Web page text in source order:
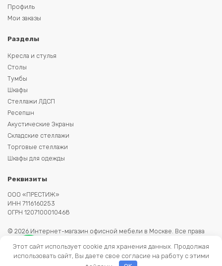
Профиль
Мои заказы
Разделы
Кресла и стулья
Столы
Тумбы
Шкафы
Стеллажи ЛДСП
Ресепшн
Акустические Экраны
Складские стеллажи
Торговые стеллажи
Шкафы для одежды
Реквизиты
ООО «ПРЕСТИЖ»
ИНН 7116160253
ОГРН 1207100010468
© 2026 Интернет-магазин офисной мебели в Москве. Все права
сайте не является публичной офертой.
Этот сайт использует cookie для хранения данных. Продолжая
использовать сайт, Вы даете свое согласие на работу с этими